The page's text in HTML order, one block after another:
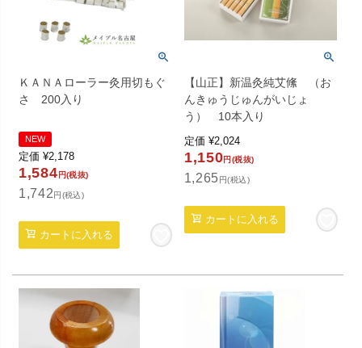
ＫＡＮＡローラー灸用切もぐ
さ 200入り
NEW
定価 ¥2,178
1,584 円(税抜)
1,742円(税込)
カートに入れる
【山正】新温灸純艾絛 （お
んきゅうじゅんがいじょ
う） 10本入り
定価 ¥2,024
1,150円(税抜)
1,265円(税込)
カートに入れる